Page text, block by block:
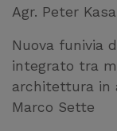
Agr. Peter
Nuova funivia
integrato tra
architettura in
Marco Sette